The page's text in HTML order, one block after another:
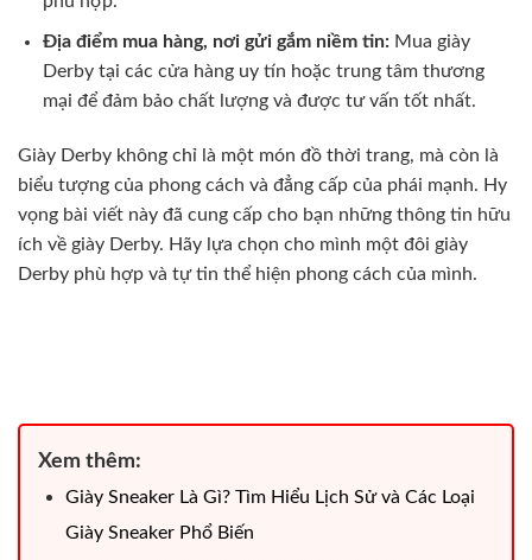
Địa điểm mua hàng, nơi gửi gắm niềm tin: Mua giày
Derby tại các cửa hàng uy tín hoặc trung tâm thương
mại để đảm bảo chất lượng và được tư vấn tốt nhất.
Giày Derby không chỉ là một món đồ thời trang, mà còn là
biểu tượng của phong cách và đẳng cấp của phái mạnh. Hy
vọng bài viết này đã cung cấp cho bạn những thông tin hữu
ích về giày Derby. Hãy lựa chọn cho mình một đôi giày
Derby phù hợp và tự tin thể hiện phong cách của mình.
Xem thêm:
Giày Sneaker Là Gì? Tìm Hiểu Lịch Sử và Các Loại
Giày Sneaker Phổ Biến